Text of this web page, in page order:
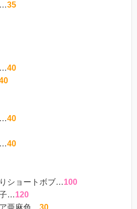
…35
…40
…40
…40
ショートボブ…100
子…120
亜麻色… 30